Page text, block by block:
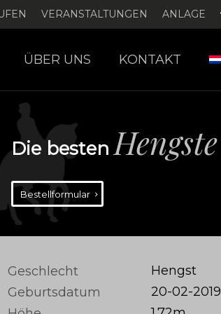
VERANSTALTUNGEN ANLAGE
ÜBER UNS KONTAKT
Die besten Hengste
Bestellformular
Geschlecht
Hengst
Geburtsdatum
20-02-2019